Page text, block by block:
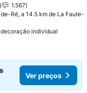
1.567
Ré, a 14.5 km de La Faute-
individual
Ver preços